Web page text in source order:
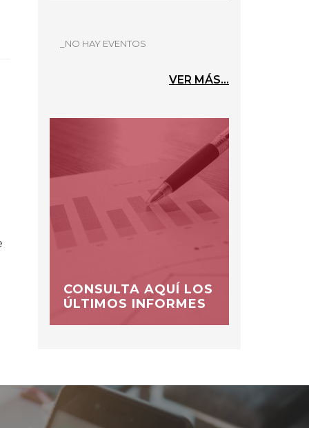
_NO HAY EVENTOS
VER MÁS...
CONSULTA AQUÍ LOS
ÚLTIMOS INFORMES